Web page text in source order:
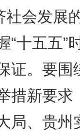
社会发展
“十五五”
证。要围
措新要求
局、贵州